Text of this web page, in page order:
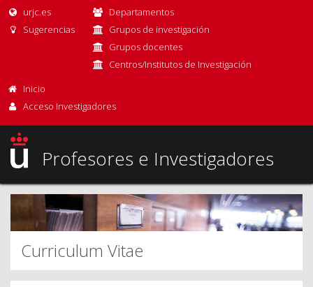
urjc.es
Sugerencias
Departamentos
Grupos de investigación
Grupos docentes
Centros/Institutos de Investigación
Inicio
Acceso Investigadores
Profesores e Investigadores
Curriculum Vitae